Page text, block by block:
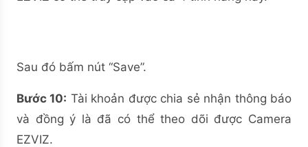
Sau đó bấm nút “Save”.
Bước 10: Tài khoản được chia sẻ nhận thông báo
và đồng ý là đã có thể theo dõi được Camera
EZVIZ.